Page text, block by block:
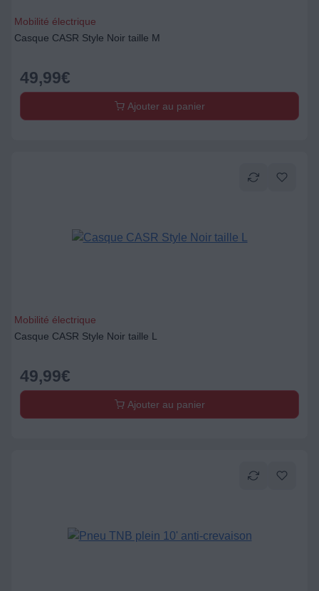
Mobilité électrique
Casque CASR Style Noir taille M
49,99€
Ajouter au panier
Mobilité électrique
Casque CASR Style Noir taille L
49,99€
Ajouter au panier